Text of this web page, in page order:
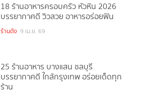
18 ร้านอาหารครอบครัว หัวหิน 2026
บรรยากาศดี วิวสวย อาหารอร่อยฟิน
ร้านดัง 9 เม.ย. 69
25 ร้านอาหาร บางแสน ชลบุรี
บรรยากาศดี ใกล้กรุงเทพ อร่อยเด็ดทุก
ร้าน